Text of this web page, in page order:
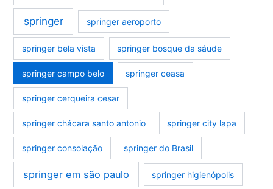
springer springer aeroporto
springer bela vista springer bosque da sáude
springer campo belo springer ceasa
springer cerqueira cesar
springer chácara santo antonio springer city lapa
springer consolação springer do Brasil
springer em são paulo springer higienópolis